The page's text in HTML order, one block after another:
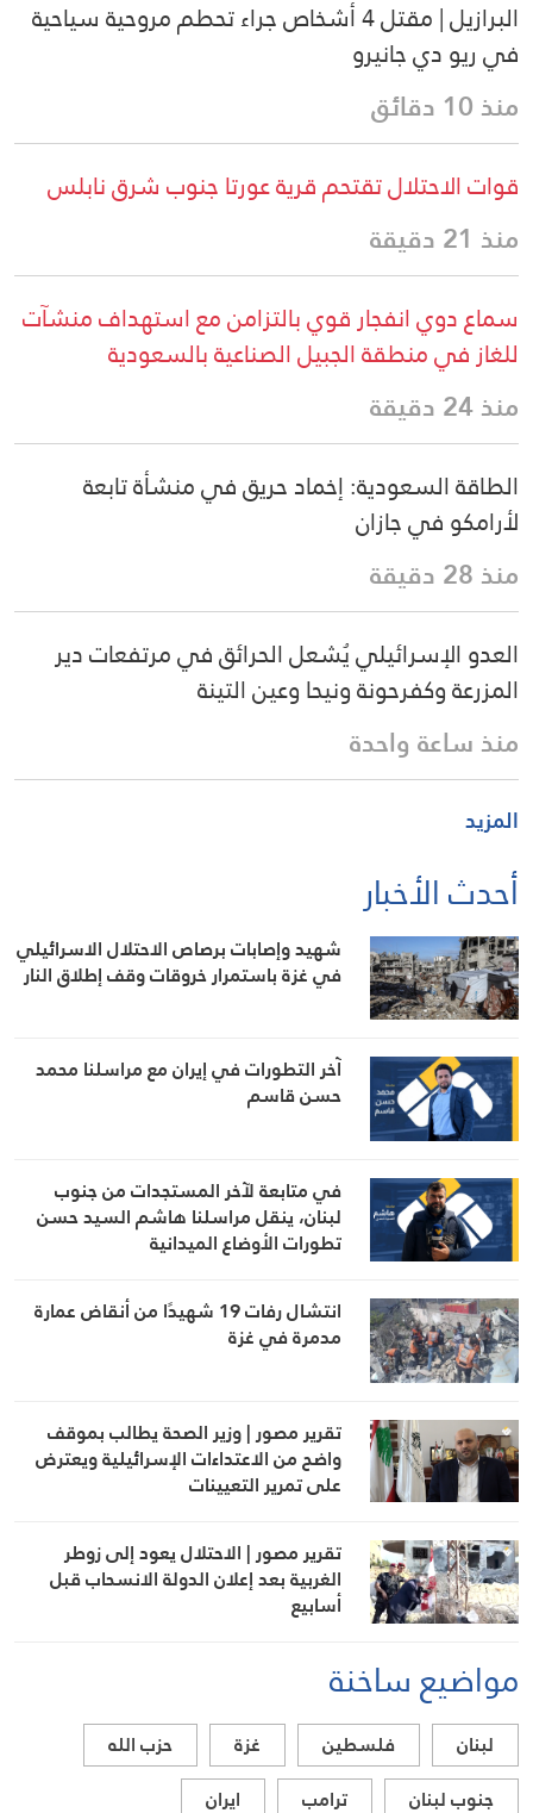
البرازيل | مقتل 4 أشخاص جراء تحطم مروحية سياحية
في ريو دي جانيرو
منذ 10 دقائق
قوات الاحتلال تقتحم قرية عورتا جنوب شرق نابلس
منذ 21 دقيقة
سماع دوي انفجار قوي بالتزامن مع استهداف منشآت
للغاز في منطقة الجبيل الصناعية بالسعودية
منذ 24 دقيقة
الطاقة السعودية: إخماد حريق في منشأة تابعة
لأرامكو في جازان
منذ 28 دقيقة
العدو الإسرائيلي يُشعل الحرائق في مرتفعات دير
المزرعة وكفرحونة ونيحا وعين التينة
منذ ساعة واحدة
المزيد
أحدث الأخبار
شهيد وإصابات برصاص الاحتلال الاسرائيلي
في غزة باستمرار خروقات وقف إطلاق النار
آخر التطورات في إيران مع مراسلنا محمد
حسن قاسم
في متابعة لآخر المستجدات من جنوب
لبنان، ينقل مراسلنا هاشم السيد حسن
تطورات الأوضاع الميدانية
انتشال رفات 19 شهيدًا من أنقاض عمارة
مدمرة في غزة
تقرير مصور | وزير الصحة يطالب بموقف
واضح من الاعتداءات الإسرائيلية ويعترض
على تمرير التعيينات
تقرير مصور | الاحتلال يعود إلى زوطر
الغربية بعد إعلان الدولة الانسحاب قبل
أسابيع
مواضيع ساخنة
لبنان فلسطين غزة
حزب الله
جنوب لبنان
ترامب
ايران